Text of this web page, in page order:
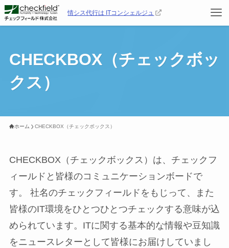
情シス代行は ITコンシェルジュ
CHECKBOX（チェックボッ
クス）
ホーム CHECKBOX（チェックボックス）
CHECKBOX（チェックボックス）は、チェックフ
ィールドと皆様のコミュニケーションボードで
す。 社名のチェックフィールドをもじって、また
皆様のIT環境をひとつひとつチェックする意味が込
められています。ITに関する基本的な情報や豆知識
をニュースレターとして皆様にお届けしていまし